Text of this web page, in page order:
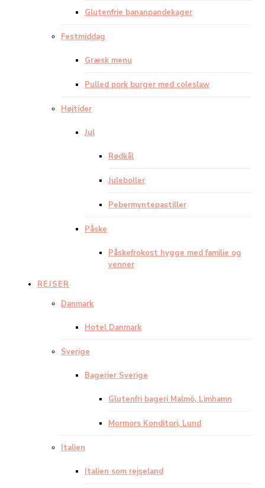
Glutenfrie bananpandekager
Festmiddag
Græsk menu
Pulled pork burger med coleslaw
Højtider
Jul
Rødkål
Juleboller
Pebermyntepastiller
Påske
Påskefrokost hygge med familie og
venner
REJSER
Danmark
Hotel Danmark
Sverige
Bagerier Sverige
Glutenfri bageri Malmö, Limhamn
Mormors Konditori, Lund
Italien
Italien som rejseland